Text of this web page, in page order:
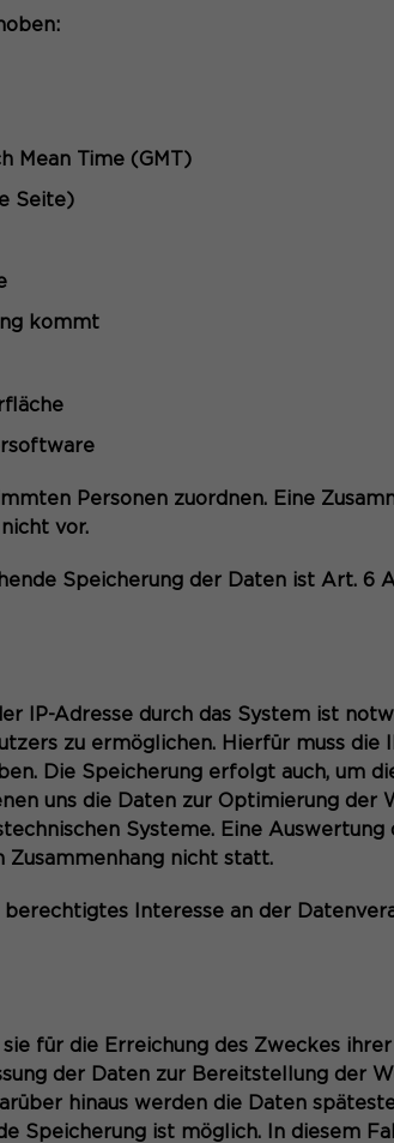
Mean Time (GMT)
Seite)
kommt
Personen zuordnen. Eine
vor.
Speicherung der Daten ist Art. 6
IP-Adresse durch das System ist
zu ermöglichen. Hierfür muss die
Die Speicherung erfolgt auch, um
uns die Daten zur Optimierung der
Systeme. Eine Auswertung
Zusammenhang nicht statt.
Interesse an der
für die Erreichung des Zweckes
der Daten zur Bereitstellung der
hinaus werden die Daten
Speicherung ist möglich. In diesem